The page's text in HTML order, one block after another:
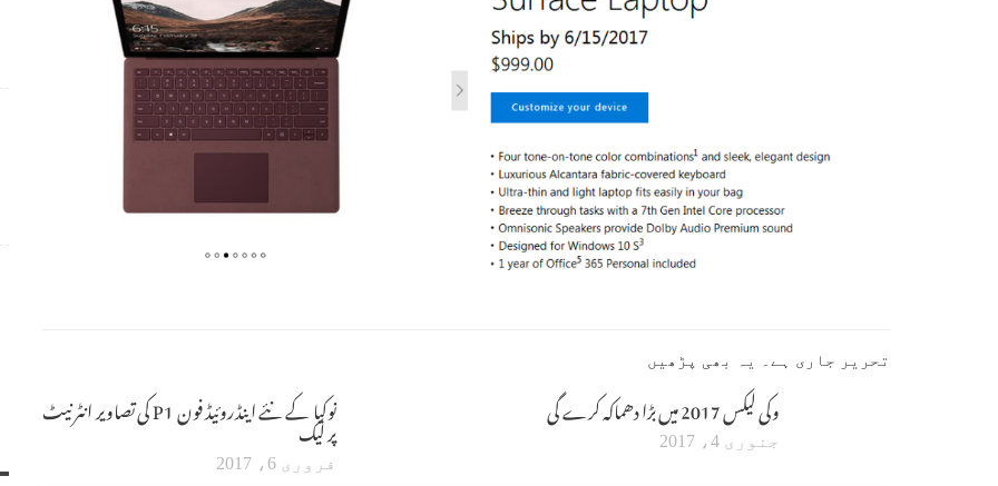
تحریر جاری ہے۔ یہ بھی پڑھیں
وکی لیکس 2017 میں بڑا دھماکہ کرے گی
جنوری 4، 2017
نوکیا کے نئے اینڈروئیڈ فون P1 کی تصاویر انٹرنیٹ پر لیک
فروری 6، 2017